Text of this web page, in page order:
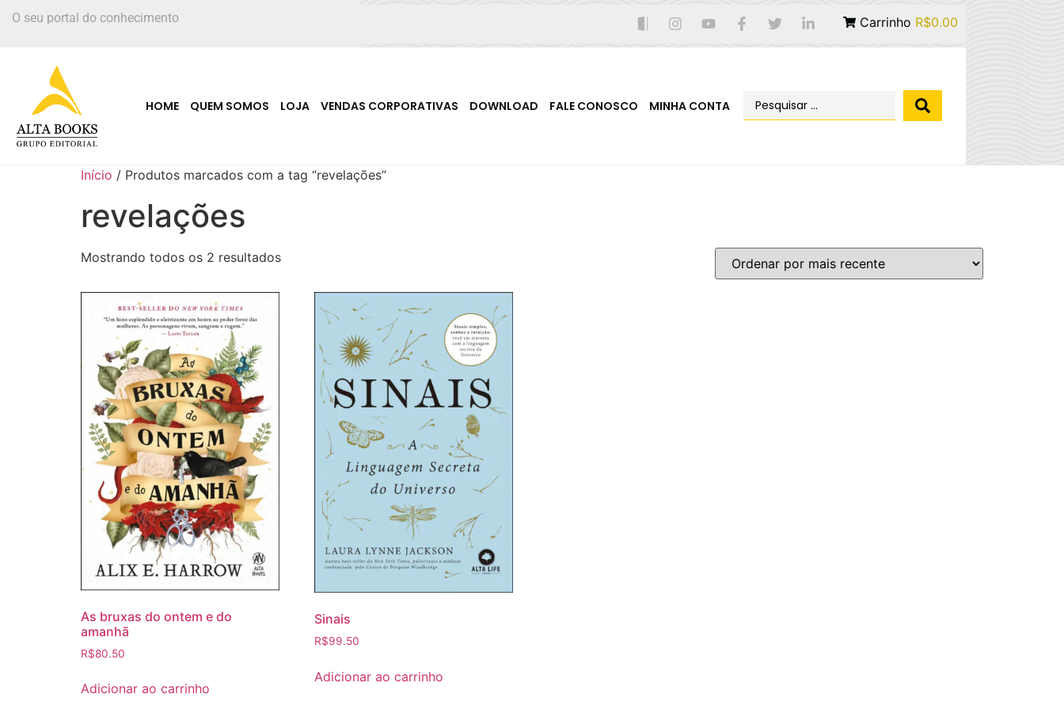
O seu portal do conhecimento Carrinho R$0.00
HOME QUEM SOMOS LOJA VENDAS CORPORATIVAS DOWNLOAD FALE CONOSCO MINHA CONTA
Início / Produtos marcados com a tag “revelações”
revelações
Mostrando todos os 2 resultados
As bruxas do ontem e do
amanhã
R$80.50
Adicionar ao carrinho
Sinais
R$99.50
Adicionar ao carrinho